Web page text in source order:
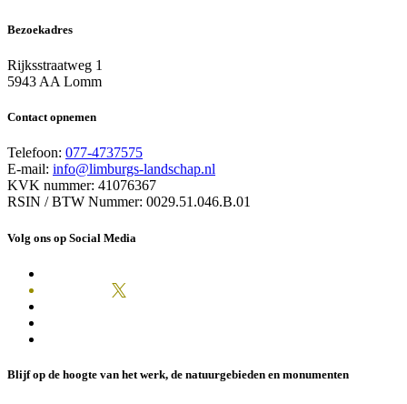
Bezoekadres
Rijksstraatweg 1
5943 AA Lomm
Contact opnemen
Telefoon: 077-4737575
E-mail: info@limburgs-landschap.nl
KVK nummer: 41076367
RSIN / BTW Nummer: 0029.51.046.B.01
Volg ons op Social Media
Blijf op de hoogte van het werk, de natuurgebieden en monumenten